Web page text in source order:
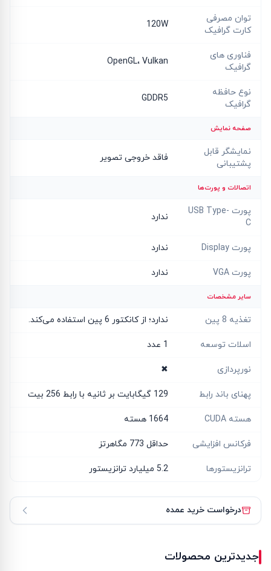
توان مصرفی
کارت گرافیک
120W
فناوری های
گرافیک
OpenGL، Vulkan
نوع حافظه
گرافیک
GDDR5
صفحه نمایش
نمایشگر قابل
پشتیبانی
فاقد خروجی تصویر
اتصالات و پورت‌ها
پورت USB Type-
C
ندارد
پورت Display ندارد
پورت VGA ندارد
سایر مشخصات
تغذیه 8 پین ندارد؛ از کانکتور 6 پین استفاده می‌کند.
اسلات توسعه 1 عدد
نورپردازی ✖
پهنای باند رابط 129 گیگابایت بر ثانیه با رابط 256 بیت
هسته CUDA 1664 هسته
فرکانس افزایشی حداقل 773 مگاهرتز
ترانزیستورها 5.2 میلیارد ترانزیستور
درخواست خرید عمده
جدیدترین محصولات